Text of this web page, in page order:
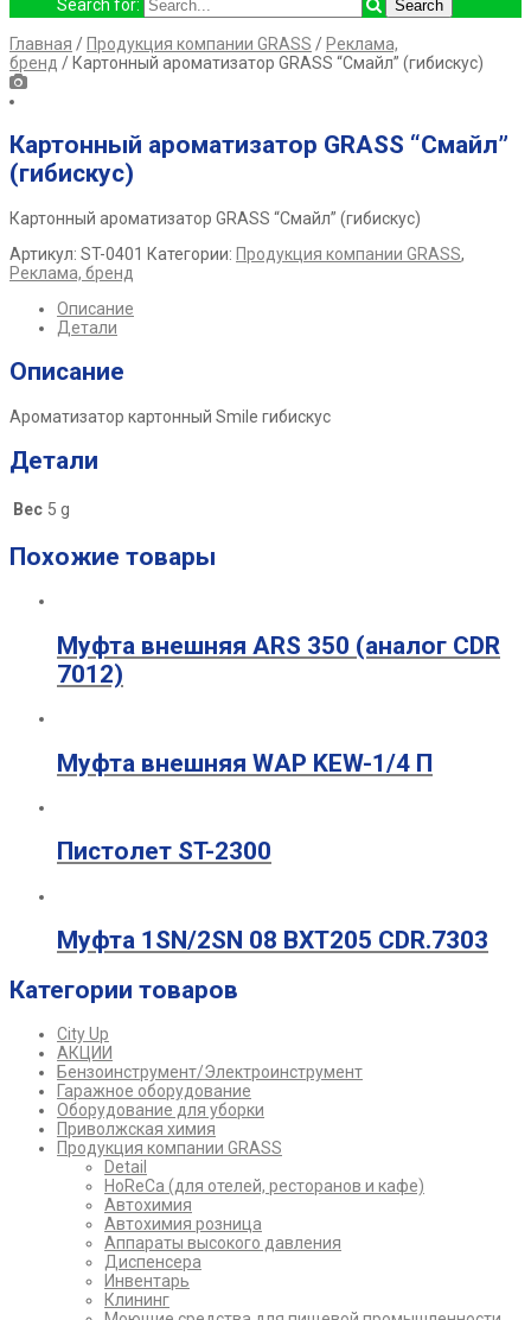
Search for:
Главная / Продукция компании GRASS / Реклама,
бренд / Картонный ароматизатор GRASS “Смайл” (гибискус)
Картонный ароматизатор GRASS “Смайл”
(гибискус)
Картонный ароматизатор GRASS “Смайл” (гибискус)
Артикул: ST-0401 Категории: Продукция компании GRASS,
Реклама, бренд
Описание
Детали
Описание
Ароматизатор картонный Smile гибискус
Детали
Вес 5 g
Похожие товары
Муфта внешняя ARS 350 (аналог CDR
7012)
Муфта внешняя WAP KEW-1/4 П
Пистолет ST-2300
Муфта 1SN/2SN 08 ВХТ205 CDR.7303
Категории товаров
City Up
АКЦИИ
Бензоинструмент/Электроинструмент
Гаражное оборудование
Оборудование для уборки
Приволжская химия
Продукция компании GRASS
Detail
HoReCa (для отелей, ресторанов и кафе)
Автохимия
Автохимия розница
Аппараты высокого давления
Диспенсера
Инвентарь
Клининг